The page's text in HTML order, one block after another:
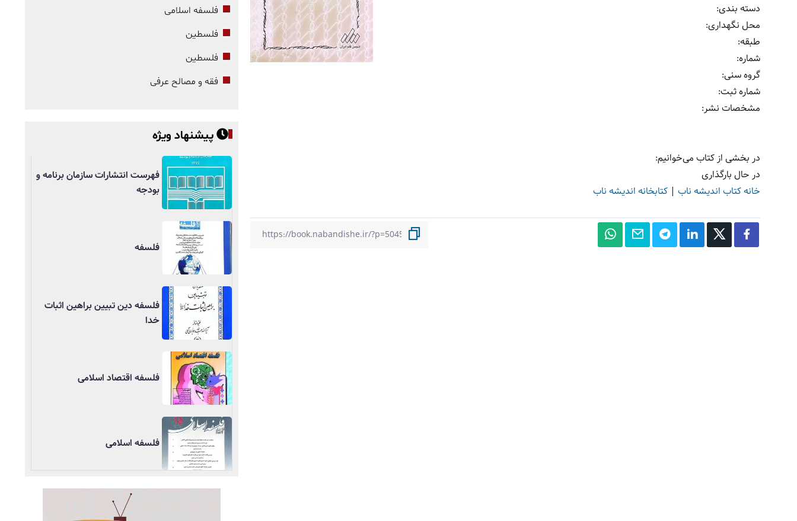
دسته بندی:
محل نگهداری:
طبقه:
شماره:
گروه سنی:
شماره ثبت:
مشخصات نشر: ‏‫
در بخشی از کتاب می‌خوانیم:
در حال بارگذاری
خانه کتاب اندیشه ناب | کتابخانه اندیشه ناب
فلسفه اسلامی
فلسطین
فلسطین
فقه و مصالح عرفی
پیشنهاد ویژه
فهرست انتشارات سازمان برنامه و
بودجه
فلسفه
فلسفه دین تبیین براهین اثبات
خدا
فلسفه اقتصاد اسلامی
فلسفه اسلامی